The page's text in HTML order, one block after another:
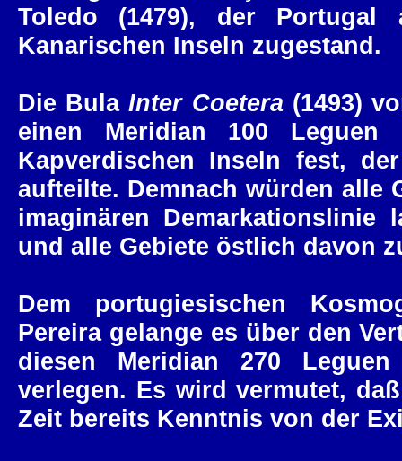
Toledo (1479), der
Kanarischen Inseln zugestand.
Die BulaInter Coetera(1493)
einen Meridian 100 Leguen
Kapverdischen Inseln fest,
aufteilte. Demnach würden alle
imaginären Demarkationslinie
und alle Gebiete östlich davon
Dem portugiesischen
Pereira gelange es über den
diesen Meridian 270
verlegen. Es wird vermutet,
Zeit bereits Kenntnis von der